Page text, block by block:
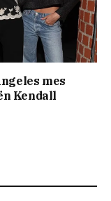
mes
Kendall